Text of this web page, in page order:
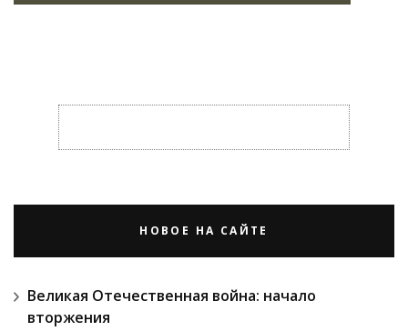
НОВОЕ НА САЙТЕ
Великая Отечественная война: начало
вторжения